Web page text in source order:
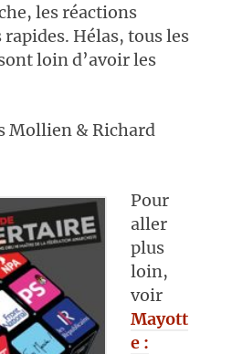
les réactions
Hélas, tous les
loin d’avoir les
Mollien & Richard
Pour
aller
plus
loin,
voir
Mayott
e :